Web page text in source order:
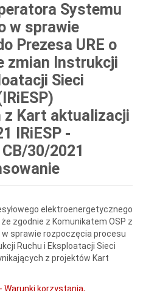
Systemu
w sprawie
Prezesa URE o
zmian Instrukcji
Sieci
z Kart aktualizacji
IRiESP -
30/2021
elektroenergetycznego
zgodnie z Komunikatem OSP z
w sprawie rozpoczęcia procesu
Ruchu i Eksploatacji Sieci
z projektów Kart
Warunki korzystania,